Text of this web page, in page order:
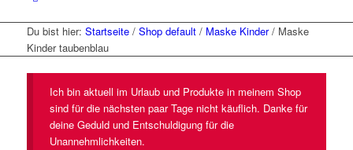
Du bist hier: Startseite / Shop default / Maske Kinder / Maske
Kinder taubenblau
Ich bin aktuell im Urlaub und Produkte in meinem Shop
sind für die nächsten paar Tage nicht käuflich. Danke für
deine Geduld und Entschuldigung für die
Unannehmlichkeiten.